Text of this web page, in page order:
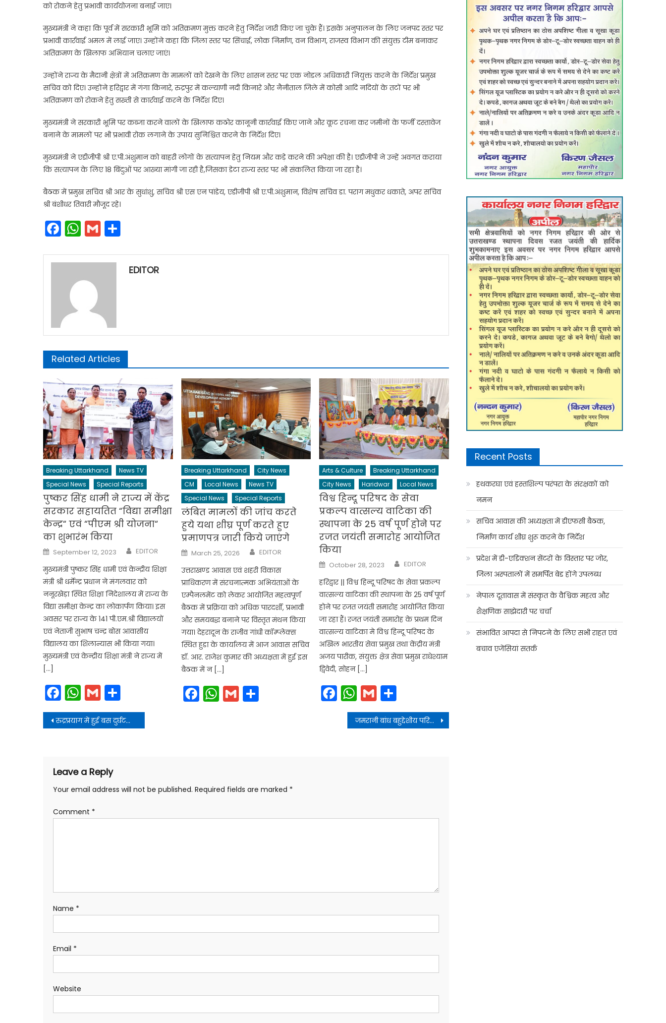
को रोकने हेतु प्रभावी कार्ययोजना बनाई जाए।
मुख्यमंत्री ने कहा कि पूर्व में सरकारी भूमि को अतिक्रमण मुक्त करने हेतु निर्देश जारी किए जा चुके हैं। इसके अनुपालन के लिए जनपद स्तर पर
प्रभावी कार्रवाई अमल में लाई जाए। उन्होंने कहा कि जिला स्तर पर सिंचाई, लोक निर्माण, वन विभाग, राजस्व विभाग की संयुक्त टीम बनाकर
अतिक्रमण के खिलाफ अभियान चलाए जाएं।
उन्होंने राज्य के मैदानी क्षेत्रों में अतिक्रमण के मामलों को देखने के लिए शासन स्तर पर एक नोडल अधिकारी नियुक्त करने के निर्देश प्रमुख
सचिव को दिए। उन्होंने हरिद्वार में गंगा किनारे, रुद्रपुर में कल्याणी नदी किनारे और नैनीताल जिले में कोसी आदि नदियों के तटों पर भी
अतिक्रमण को रोकने हेतु सख्ती से कार्रवाई करने के निर्देश दिए।
मुख्यमंत्री ने सरकारी भूमि पर कब्जा करने वालों के खिलाफ कठोर कानूनी कार्रवाई किए जाने और कूट रचना कर जमीनों के फर्जी दस्तावेज
बनाने के मामलों पर भी प्रभावी रोक लगाने के उपाय सुनिश्चित करने के निर्देश दिए।
मुख्यमंत्री ने एडीजीपी श्री ए.पी.अंशुमान को बाहरी लोगों के सत्यापन हेतु नियम और कड़े करने की अपेक्षा की है। एडीजीपी ने उन्हें अवगत कराया
कि सत्यापन के लिए 18 बिंदुओं पर आख्या मांगी जा रही है,जिसका डेटा राज्य स्तर पर भी संकलित किया जा रहा है।
बैठक में प्रमुख सचिव श्री आर के सुधांशु, सचिव श्री एस एन पांडेय, एडीजीपी श्री ए.पी.अंशुमान, विशेष सचिव डा. पराग मधुकर धकाते, अपर सचिव
श्री बंशीधर तिवारी मौजूद रहे।
Facebook
WhatsApp
Gmail
EDITOR
Related Articles
Breaking Uttarkhand
News TV
Special News
Special Reports
पुष्कर सिंह धामी ने राज्य में केंद्र
सरकार सहायतित “विद्या समीक्षा
केन्द्र“ एवं “पीएम श्री योजना“
का शुभारंभ किया
Posted
on
September 12, 2023 Author
EDITOR
मुख्यमंत्री पुष्कर सिंह धामी एवं केन्द्रीय शिक्षा
मंत्री श्री धर्मेन्द्र प्रधान ने मंगलवार को
ननूरखेड़ा स्थित शिक्षा निदेशालय में राज्य के
विद्या समीक्षा केन्द्र का लोकार्पण किया। इस
अवसर पर राज्य के 141 पी.एम.श्री विद्यालयों
एवं नेताजी सुभाष चन्द्र बोस आवासीय
विद्यालय का शिलान्यास भी किया गया।
मुख्यमंत्री एवं केन्द्रीय शिक्षा मंत्री ने राज्य में
[…]
Facebook
WhatsApp
Gmail
Breaking Uttarkhand
City News
CM
Local News
News TV
Special News
Special Reports
लंबित मामलों की जांच करते
हुये यथा शीघ्र पूर्ण करते हुए
प्रमाणपत्र जारी किये जाएंगे
Posted
on
March 25, 2026 Author
EDITOR
उत्तराखण्ड आवास एवं शहरी विकास
प्राधिकरण में संरचनात्मक अभियंताओं के
एम्पैनलमेंट को लेकर आयोजित महत्वपूर्ण
बैठक में प्रक्रिया को अधिक पारदर्शी, प्रभावी
और समयबद्ध बनाने पर विस्तृत मंथन किया
गया। देहरादून के राजीव गांधी कॉम्प्लेक्स
स्थित हुडा के कार्यालय में आज आवास सचिव
डॉ. आर. राजेश कुमार की अध्यक्षता में हुई इस
बैठक में न […]
Facebook
WhatsApp
GmailShare
Arts & Culture
Breaking Uttarkhand
City News
Haridwar Local News
विश्व हिन्दू परिषद के सेवा
प्रकल्प वात्सल्य वाटिका की
स्थापना के 25 वर्ष पूर्ण होने पर
रजत जयंती समारोह आयोजित
किया
Posted
on
October 28, 2023 Author
EDITOR
हरिद्वार || विश्व हिन्दू परिषद के सेवा प्रकल्प
वात्सल्य वाटिका की स्थापना के 25 वर्ष पूर्ण
होने पर रजत जयंती समारोह आयोजित किया
जा रहा हैं। रजत जयंती समारोह के प्रथम दिन
वात्सल्य वाटिका मे विश्व हिन्दू परिषद के
अखिल भारतीय सेवा प्रमुख तथा केंद्रीय मंत्री
अजय पारीक, संयुक्त क्षेत्र सेवा प्रमुख राधेश्याम
द्विवेदी, सोहन […]
Facebook
WhatsApp
Gmail
Post
navigation
रुद्रप्रयाग में हुई बस दुर्घटना में घायल यात्रियों का हालचाल जाना जमरानी बांध बहुद्देशीय परियोजना और सौंग बांध पेयजल परियोजना के कार्यों में और तेजी लाई जाए
Leave a Reply
Your email address will not be published. Required fields are marked *
Comment *
Name *
Email *
Website
Recent Posts
हथकरघा एवं हस्तशिल्प परंपरा के संरक्षकों को
नमन
सचिव आवास की अध्यक्षता में डीएफसी बैठक,
निर्माण कार्य शीघ्र शुरू करने के निर्देश
प्रदेश में डी-एडिक्शन सेंटरों के विस्तार पर जोर,
जिला अस्पतालों में समर्पित बेड होंगे उपलब्ध
नेपाल दूतावास में संस्कृत के वैश्विक महत्व और
शैक्षणिक साझेदारी पर चर्चा
संभावित आपदा से निपटने के लिए सभी राहत एवं
बचाव एजेंसियां सतर्क